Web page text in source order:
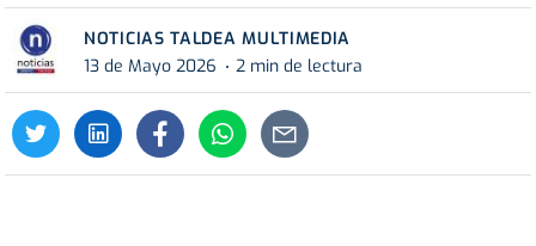
NOTICIAS TALDEA MULTIMEDIA
13 de Mayo 2026
2 min de lectura